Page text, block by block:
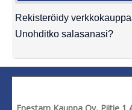
Rekisteröidy
Unohditko salasanasi?